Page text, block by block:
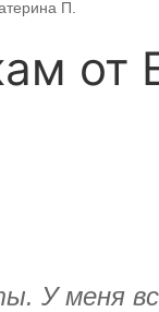
П.
от
У меня